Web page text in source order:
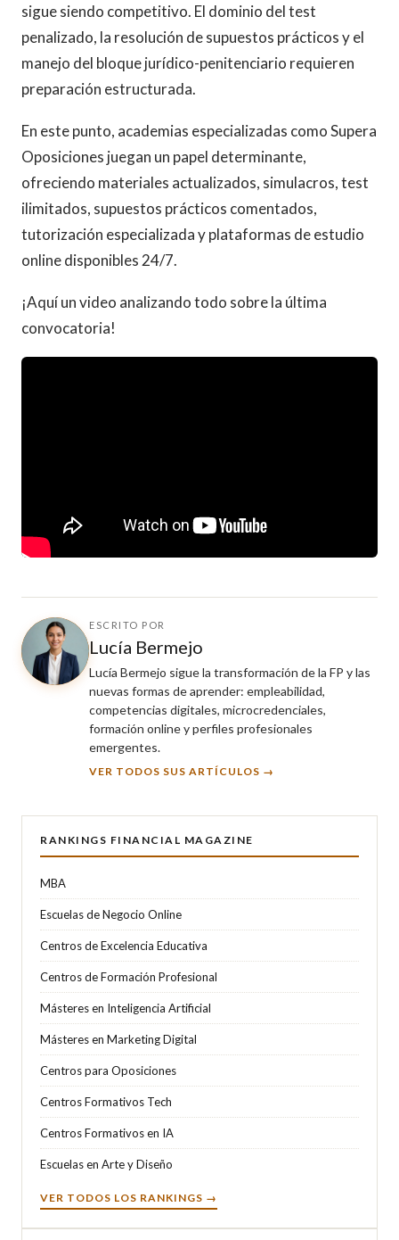
sigue siendo competitivo. El dominio del test
penalizado, la resolución de supuestos prácticos y el
manejo del bloque jurídico-penitenciario requieren
preparación estructurada.
En este punto, academias especializadas como Supera
Oposiciones juegan un papel determinante,
ofreciendo materiales actualizados, simulacros, test
ilimitados, supuestos prácticos comentados,
tutorización especializada y plataformas de estudio
online disponibles 24/7.
¡Aquí un video analizando todo sobre la última
convocatoria!
ESCRITO POR
Lucía Bermejo
Lucía Bermejo sigue la transformación de la FP y las
nuevas formas de aprender: empleabilidad,
competencias digitales, microcredenciales,
formación online y perfiles profesionales
emergentes.
VER TODOS SUS ARTÍCULOS →
RANKINGS FINANCIAL MAGAZINE
MBA
Escuelas de Negocio Online
Centros de Excelencia Educativa
Centros de Formación Profesional
Másteres en Inteligencia Artificial
Másteres en Marketing Digital
Centros para Oposiciones
Centros Formativos Tech
Centros Formativos en IA
Escuelas en Arte y Diseño
VER TODOS LOS RANKINGS →